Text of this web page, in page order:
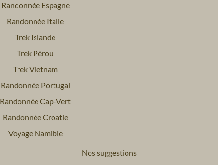
Randonnée Espagne
Randonnée Italie
Trek Islande
Trek Pérou
Trek Vietnam
Randonnée Portugal
Randonnée Cap-Vert
Randonnée Croatie
Voyage Namibie
Nos suggestions